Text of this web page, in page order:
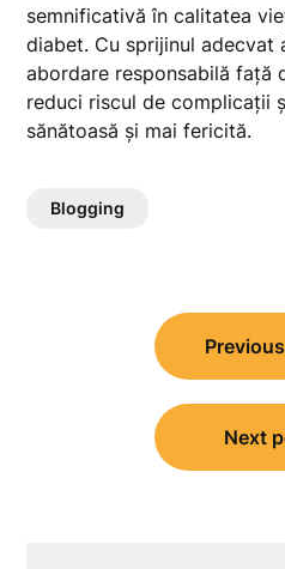
semnificativă în calitatea
diabet. Cu sprijinul adecvat
abordare responsabilă față
reduci riscul de complicații
sănătoasă și mai fericită.
Blogging
Next